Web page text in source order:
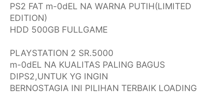
PS2 FAT m-0dEL NA WARNA PUTIH(LIMITED
EDITION)
HDD 500GB FULLGAME
PLAYSTATION 2 SR.5000
m-0dEL NA KUALITAS PALING BAGUS
DIPS2,UNTUK YG INGIN
BERNOSTAGIA INI PILIHAN TERBAIK LOADING